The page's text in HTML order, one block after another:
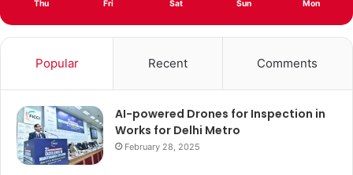
Thu Fri Sat Sun Mon
Popular Recent Comments
AI-powered Drones for Inspection in
Works for Delhi Metro
February 28, 2025